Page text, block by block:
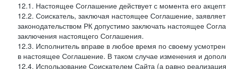
12.1. Настоящее Соглашение действует с момента его
12.2. Соискатель, заключая настоящее Соглашение,
законодательством РК допустимо заключать настоящее
заключения настоящего Соглашения.
12.3. Исполнитель вправе в любое время по своему
в настоящее Соглашение. В таком случае изменения и
12.4. Использование Соискателем Сайта (а равно